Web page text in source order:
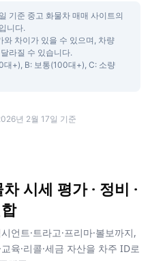
기준 중고 화물차 매매 사이트의
니다.
차이가 있을 수 있으며, 차량
라질 수 있습니다.
+), B: 보통(100대+), C: 소량
년 2월 17일 기준
시세 평가 · 정비 ·
언트·트라고·프리마·볼보까지,
육·리콜·세금 자산을 차주 ID로